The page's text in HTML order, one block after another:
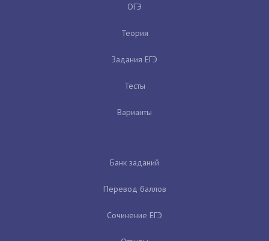
ОГЭ
Теория
Задания ЕГЭ
Тесты
Варианты
Банк заданий
Перевод баллов
Сочинение ЕГЭ